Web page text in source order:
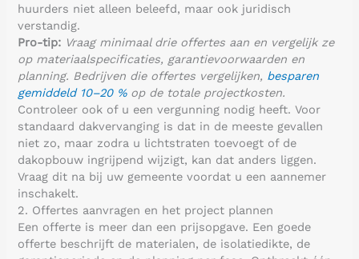
huurders niet alleen beleefd, maar ook juridisch
verstandig.
Pro-tip: Vraag minimaal drie offertes aan en vergelijk ze
op materiaalspecificaties, garantievoorwaarden en
planning. Bedrijven die offertes vergelijken, besparen
gemiddeld 10–20 %op de totale projectkosten.
Controleer ook of u een vergunning nodig heeft. Voor
standaard dakvervanging is dat in de meeste gevallen
niet zo, maar zodra u lichtstraten toevoegt of de
dakopbouw ingrijpend wijzigt, kan dat anders liggen.
Vraag dit na bij uw gemeente voordat u een aannemer
inschakelt.
2. Offertes aanvragen en het project plannen
Een offerte is meer dan een prijsopgave. Een goede
offerte beschrijft de materialen, de isolatiedikte, de